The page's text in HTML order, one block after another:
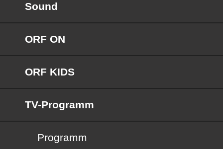
Sound
ORF ON
ORF KIDS
TV-Programm
Programm